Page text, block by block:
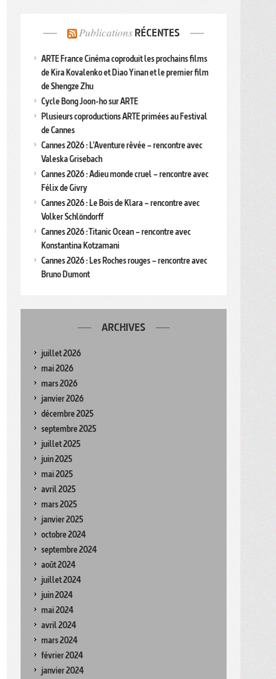
Publications RÉCENTES
ARTE France Cinéma coproduit les prochains films
de Kira Kovalenko et Diao Yinan et le premier film
de Shengze Zhu
Cycle Bong Joon-ho sur ARTE
Plusieurs coproductions ARTE primées au Festival
de Cannes
Cannes 2026 : L’Aventure rêvée – rencontre avec
Valeska Grisebach
Cannes 2026 : Adieu monde cruel – rencontre avec
Félix de Givry
Cannes 2026 : Le Bois de Klara – rencontre avec
Volker Schlöndorff
Cannes 2026 : Titanic Ocean – rencontre avec
Konstantina Kotzamani
Cannes 2026 : Les Roches rouges – rencontre avec
Bruno Dumont
ARCHIVES
juillet 2026
mai 2026
mars 2026
janvier 2026
décembre 2025
septembre 2025
juillet 2025
juin 2025
mai 2025
avril 2025
mars 2025
janvier 2025
octobre 2024
septembre 2024
août 2024
juillet 2024
juin 2024
mai 2024
avril 2024
mars 2024
février 2024
janvier 2024